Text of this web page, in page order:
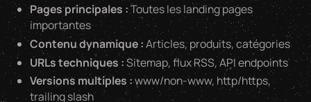
Pages principales :Toutes les landing pages
importantes
Contenu dynamique :Articles, produits, catégories
URLs techniques :Sitemap, flux RSS, API endpoints
Versions multiples :www/non-www, http/https,
trailing slash